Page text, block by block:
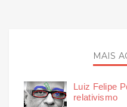
MAIS
Luiz Felipe
relativismo